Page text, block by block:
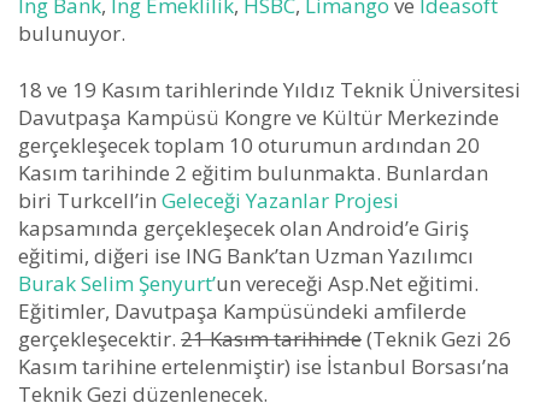
bulunuyor.
18 ve 19 Kasım tarihlerinde Yıldız Teknik Üniversitesi
Davutpaşa Kampüsü Kongre ve Kültür Merkezinde
gerçekleşecek toplam 10 oturumun ardından 20
Kasım tarihinde 2 eğitim bulunmakta. Bunlardan
biri Turkcell’in Geleceği Yazanlar Projesi
kapsamında gerçekleşecek olan Android’e Giriş
eğitimi, diğeri ise ING Bank’tan Uzman Yazılımcı
Burak Selim Şenyurt’un vereceği Asp.Net eğitimi.
Eğitimler, Davutpaşa Kampüsündeki amfilerde
gerçekleşecektir. 21 Kasım tarihinde(Teknik Gezi 26
Kasım tarihine ertelenmiştir) ise İstanbul Borsası’na
Teknik Gezi düzenlenecek.